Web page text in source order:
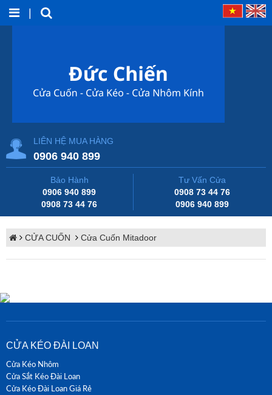
LIÊN HỆ MUA HÀNG
0906 940 899
Bảo Hành
0906 940 899
0908 73 44 76
Tư Vấn Cửa
0908 73 44 76
0906 940 899
CỬA CUỐN Cửa Cuốn Mitadoor
CỬA KÉO ĐÀI LOAN
Cửa Kéo Nhôm
Cửa Sắt Kéo Đài Loan
Cửa Kéo Đài Loan Giá Rẻ